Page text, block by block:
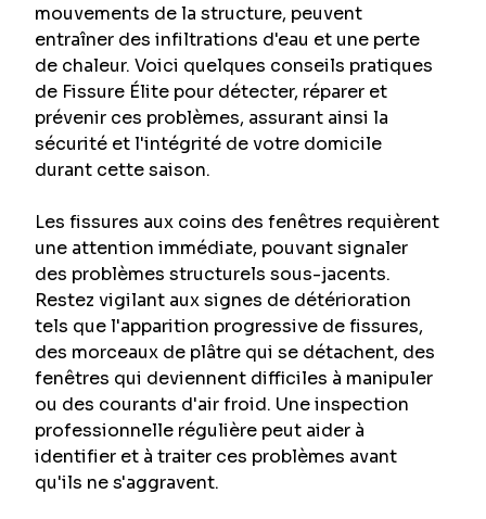
mouvements de la structure, peuvent
entraîner des infiltrations d'eau et une perte
de chaleur. Voici quelques conseils pratiques
de Fissure Élite pour détecter, réparer et
prévenir ces problèmes, assurant ainsi la
sécurité et l'intégrité de votre domicile
durant cette saison.
Les fissures aux coins des fenêtres requièrent
une attention immédiate, pouvant signaler
des problèmes structurels sous-jacents.
Restez vigilant aux signes de détérioration
tels que l'apparition progressive de fissures,
des morceaux de plâtre qui se détachent, des
fenêtres qui deviennent difficiles à manipuler
ou des courants d'air froid. Une inspection
professionnelle régulière peut aider à
identifier et à traiter ces problèmes avant
qu'ils ne s'aggravent.